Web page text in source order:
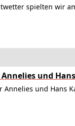
spielten wir
und
Annelies und Hans